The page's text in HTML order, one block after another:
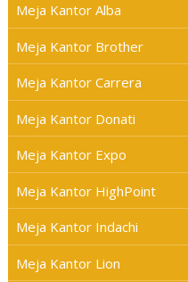
Meja Kantor Alba
Meja Kantor Brother
Meja Kantor Carrera
Meja Kantor Donati
Meja Kantor Expo
Meja Kantor HighPoint
Meja Kantor Indachi
Meja Kantor Lion